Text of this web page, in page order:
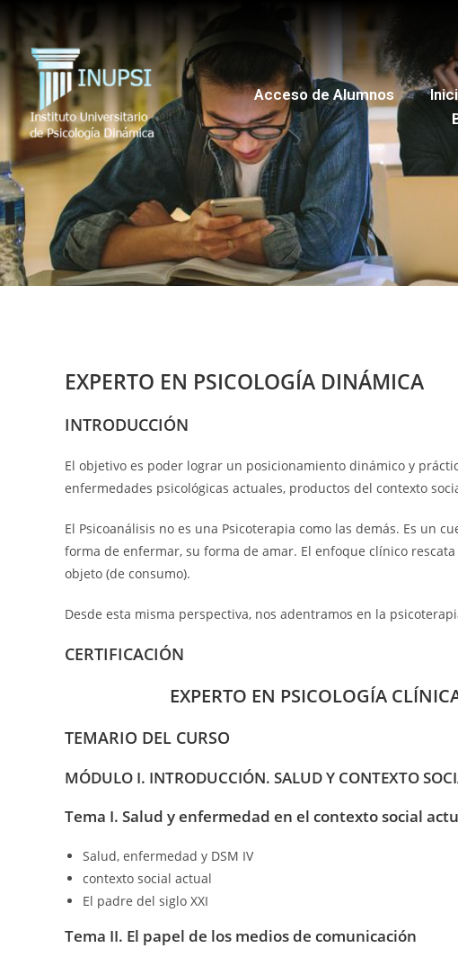
Acceso de Alumnos
EXPERTO EN PSICOLOGÍA DINÁMICA
INTRODUCCIÓN
El objetivo es poder lograr un posicionamiento dinámico y
enfermedades psicológicas actuales, productos del contexto
El Psicoanálisis no es una Psicoterapia como las demás. Es un
forma de enfermar, su forma de amar. El enfoque clínico
objeto (de consumo).
Desde esta misma perspectiva, nos adentramos en la
CERTIFICACIÓN
EXPERTO EN PSICOLOGÍA
TEMARIO DEL CURSO
MÓDULO I. INTRODUCCIÓN. SALUD Y CONTEXTO
Tema I. Salud y enfermedad en el contexto social
Salud, enfermedad y DSM IV
contexto social actual
El padre del siglo XXI
Tema II. El papel de los medios de comunicación